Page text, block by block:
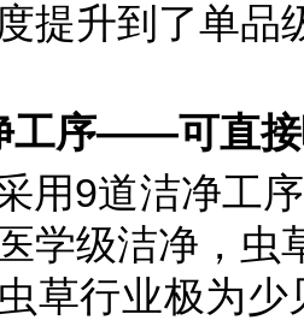
提升到了单品
工序——可直接
用9道洁净工
学级洁净，虫
草行业极为